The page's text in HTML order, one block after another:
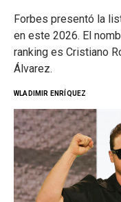
Forbes presentó la
en este 2026. El
ranking es Cristiano
Álvarez.
WLADIMIR ENRÍQUEZ